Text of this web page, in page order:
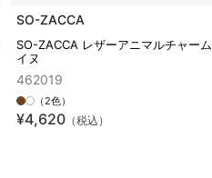
SO-ZACCA
SO-ZACCA レザーアニマルチャーム
イヌ
462019
（2色）
¥4,620（税込）